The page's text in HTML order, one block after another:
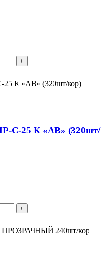
+
С-25 К «АВ» (320шт/
+